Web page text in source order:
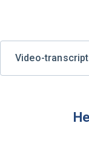
Video-transcript